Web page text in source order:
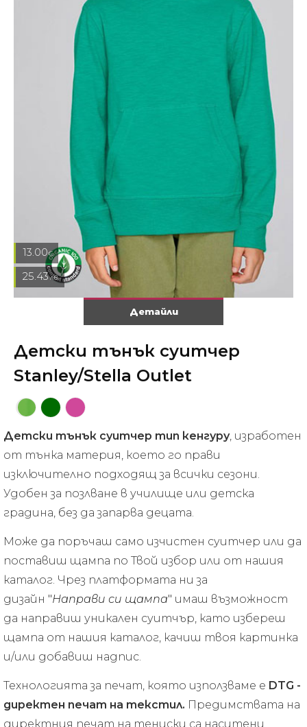
Детайли
13.00€
25.43лв.
Детски тънък суитчер
Stanley/Stella Outlet
Детски тънък суитчер тип кенгуру, изработен
от тънка материя, което го прави
изключително подходящ за всички сезони.
Удобен за позлване в училище или детска
градина, без да запарва децата.
Може да поръчаш само изчистен суитчер или да
поставиш щампа по Твой избор или от нашия
каталог. Чрез платформата ни за
дизайн "Направи си щампа" имаш възможност
да направиш уникален суитчър, като избереш
щампа от нашия каталог, качиш твоя картинка
и/или добавиш надпис.
Технологията за печат, която използваме е DTG -
директен печат на текстил. Предимствата на
директния печат на тениски са наситени